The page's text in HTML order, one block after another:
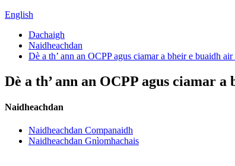
English
Dachaigh
Naidheachdan
Dè a th’ ann an OCPP agus ciamar a bheir e buaidh
Dè a th’ ann an OCPP agus ciamar
Naidheachdan
Naidheachdan Companaidh
Naidheachdan Gnìomhachais